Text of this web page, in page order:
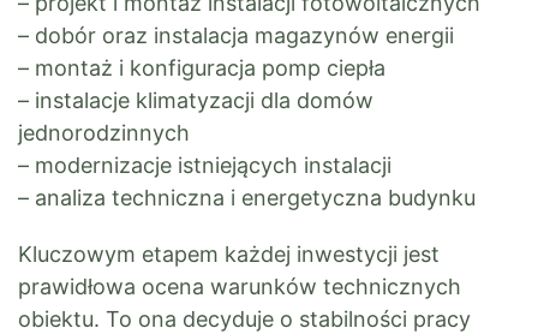
– dobór oraz instalacja magazynów energii
– montaż i konfiguracja pomp ciepła
– instalacje klimatyzacji dla domów
jednorodzinnych
– modernizacje istniejących instalacji
– analiza techniczna i energetyczna budynku
Kluczowym etapem każdej inwestycji jest
prawidłowa ocena warunków technicznych
obiektu. To ona decyduje o stabilności pracy